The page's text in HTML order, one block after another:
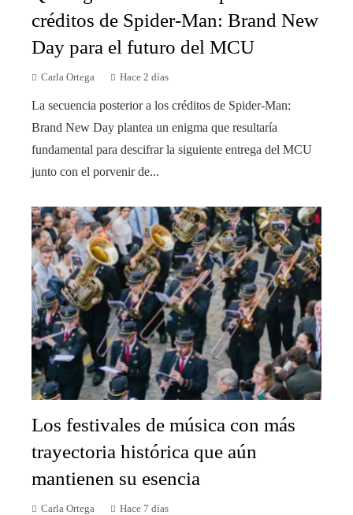
créditos de Spider-Man: Brand New
Day para el futuro del MCU
Carla Ortega Hace 2 días
La secuencia posterior a los créditos de Spider-Man:
Brand New Day plantea un enigma que resultaría
fundamental para descifrar la siguiente entrega del MCU
junto con el porvenir de...
Los festivales de música con más
trayectoria histórica que aún
mantienen su esencia
Carla Ortega Hace 7 días